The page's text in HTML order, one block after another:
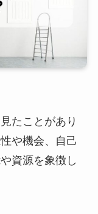
たことがあり
や機会、自己
資源を象徴し